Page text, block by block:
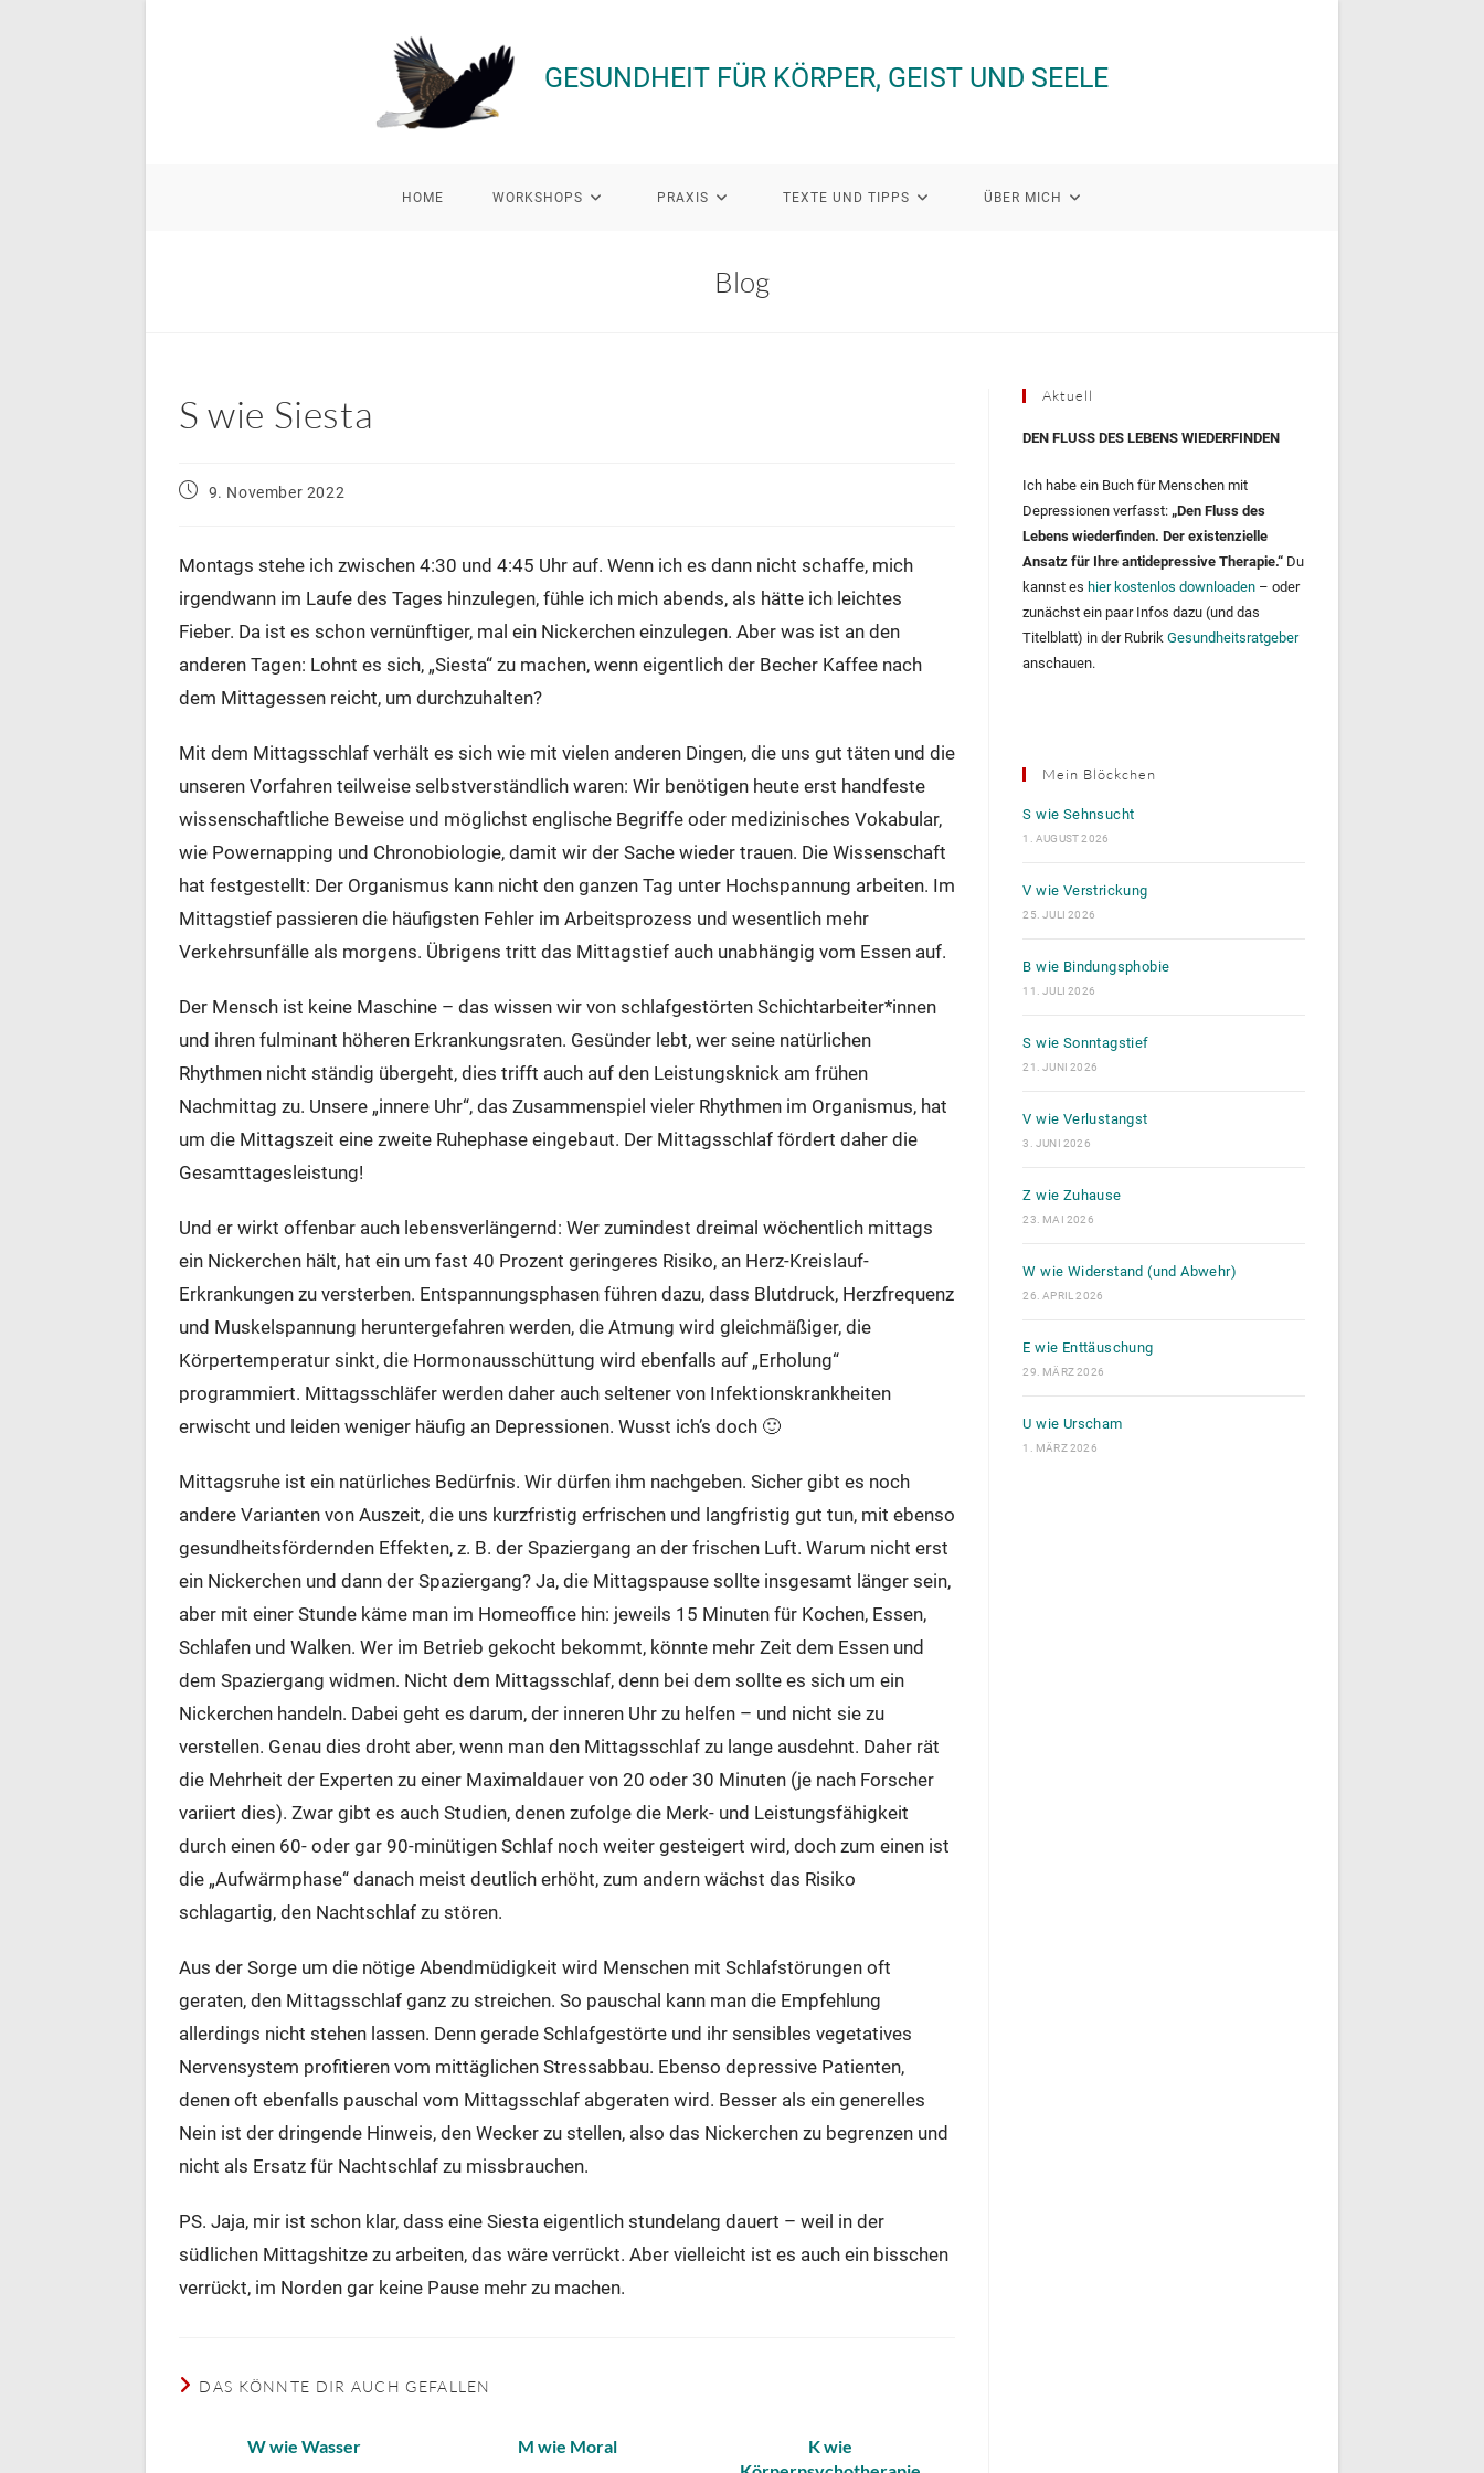
GESUNDHEIT FÜR KÖRPER, GEIST UND SEELE
HOME WORKSHOPS PRAXIS TEXTE UND TIPPS ÜBER MICH
Blog
S wie Siesta
Beitrag9. November 2022
Montags stehe ich zwischen 4:30 und 4:45 Uhr auf. Wenn ich es dann nicht schaffe, mich
irgendwann im Laufe des Tages hinzulegen, fühle ich mich abends, als hätte ich leichtes
Fieber. Da ist es schon vernünftiger, mal ein Nickerchen einzulegen. Aber was ist an den
anderen Tagen: Lohnt es sich, „Siesta“ zu machen, wenn eigentlich der Becher Kaffee nach
dem Mittagessen reicht, um durchzuhalten?
Mit dem Mittagsschlaf verhält es sich wie mit vielen anderen Dingen, die uns gut täten und die
unseren Vorfahren teilweise selbstverständlich waren: Wir benötigen heute erst handfeste
wissenschaftliche Beweise und möglichst englische Begriffe oder medizinisches Vokabular,
wie Powernapping und Chronobiologie, damit wir der Sache wieder trauen. Die Wissenschaft
hat festgestellt: Der Organismus kann nicht den ganzen Tag unter Hochspannung arbeiten. Im
Mittagstief passieren die häufigsten Fehler im Arbeitsprozess und wesentlich mehr
Verkehrsunfälle als morgens. Übrigens tritt das Mittagstief auch unabhängig vom Essen auf.
Der Mensch ist keine Maschine – das wissen wir von schlafgestörten Schichtarbeiter*innen
und ihren fulminant höheren Erkrankungsraten. Gesünder lebt, wer seine natürlichen
Rhythmen nicht ständig übergeht, dies trifft auch auf den Leistungsknick am frühen
Nachmittag zu. Unsere „innere Uhr“, das Zusammenspiel vieler Rhythmen im Organismus, hat
um die Mittagszeit eine zweite Ruhephase eingebaut. Der Mittagsschlaf fördert daher die
Gesamttagesleistung!
Und er wirkt offenbar auch lebensverlängernd: Wer zumindest dreimal wöchentlich mittags
ein Nickerchen hält, hat ein um fast 40 Prozent geringeres Risiko, an Herz-Kreislauf-
Erkrankungen zu versterben. Entspannungsphasen führen dazu, dass Blutdruck, Herzfrequenz
und Muskelspannung heruntergefahren werden, die Atmung wird gleichmäßiger, die
Körpertemperatur sinkt, die Hormonausschüttung wird ebenfalls auf „Erholung“
programmiert. Mittagsschläfer werden daher auch seltener von Infektionskrankheiten
erwischt und leiden weniger häufig an Depressionen. Wusst ich’s doch 🙂
Mittagsruhe ist ein natürliches Bedürfnis. Wir dürfen ihm nachgeben. Sicher gibt es noch
andere Varianten von Auszeit, die uns kurzfristig erfrischen und langfristig gut tun, mit ebenso
gesundheitsfördernden Effekten, z. B. der Spaziergang an der frischen Luft. Warum nicht erst
ein Nickerchen und dann der Spaziergang? Ja, die Mittagspause sollte insgesamt länger sein,
aber mit einer Stunde käme man im Homeoffice hin: jeweils 15 Minuten für Kochen, Essen,
Schlafen und Walken. Wer im Betrieb gekocht bekommt, könnte mehr Zeit dem Essen und
dem Spaziergang widmen. Nicht dem Mittagsschlaf, denn bei dem sollte es sich um ein
Nickerchen handeln. Dabei geht es darum, der inneren Uhr zu helfen – und nicht sie zu
verstellen. Genau dies droht aber, wenn man den Mittagsschlaf zu lange ausdehnt. Daher rät
die Mehrheit der Experten zu einer Maximaldauer von 20 oder 30 Minuten (je nach Forscher
variiert dies). Zwar gibt es auch Studien, denen zufolge die Merk- und Leistungsfähigkeit
durch einen 60- oder gar 90-minütigen Schlaf noch weiter gesteigert wird, doch zum einen ist
die „Aufwärmphase“ danach meist deutlich erhöht, zum andern wächst das Risiko
schlagartig, den Nachtschlaf zu stören.
Aus der Sorge um die nötige Abendmüdigkeit wird Menschen mit Schlafstörungen oft
geraten, den Mittagsschlaf ganz zu streichen. So pauschal kann man die Empfehlung
allerdings nicht stehen lassen. Denn gerade Schlafgestörte und ihr sensibles vegetatives
Nervensystem profitieren vom mittäglichen Stressabbau. Ebenso depressive Patienten,
denen oft ebenfalls pauschal vom Mittagsschlaf abgeraten wird. Besser als ein generelles
Nein ist der dringende Hinweis, den Wecker zu stellen, also das Nickerchen zu begrenzen und
nicht als Ersatz für Nachtschlaf zu missbrauchen.
PS. Jaja, mir ist schon klar, dass eine Siesta eigentlich stundelang dauert – weil in der
südlichen Mittagshitze zu arbeiten, das wäre verrückt. Aber vielleicht ist es auch ein bisschen
verrückt, im Norden gar keine Pause mehr zu machen.
DAS KÖNNTE DIR AUCH GEFALLEN
W wie Wasser M wie Moral
K wie
Aktuell
DEN FLUSS DES LEBENS WIEDERFINDEN
Ich habe ein Buch für Menschen mit
Depressionen verfasst: „Den Fluss des
Lebens wiederfinden. Der existenzielle
Ansatz für Ihre antidepressive Therapie.“ Du
kannst es hier kostenlos downloaden – oder
zunächst ein paar Infos dazu (und das
Titelblatt) in der RubrikGesundheitsratgeber
anschauen.
Mein Blöckchen
S wie Sehnsucht
1. AUGUST 2026
V wie Verstrickung
25. JULI 2026
B wie Bindungsphobie
11. JULI 2026
S wie Sonntagstief
21. JUNI 2026
V wie Verlustangst
3. JUNI 2026
Z wie Zuhause
23. MAI 2026
W wie Widerstand (und Abwehr)
26. APRIL 2026
E wie Enttäuschung
29. MÄRZ 2026
U wie Urscham
1. MÄRZ 2026